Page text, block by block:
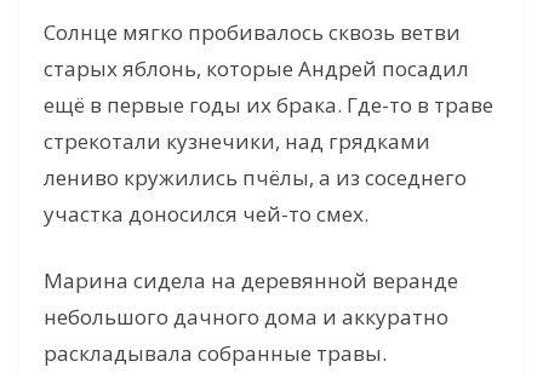
y
V
i
e
Солнце мягко пробивалось сквозь ветви
старых яблонь, которые Андрей посадил
ещё в первые годы их брака. Где-то в траве
стрекотали кузнечики, над грядками
лениво кружились пчёлы, а из соседнего
участка доносился чей-то смех.
Марина сидела на деревянной веранде
небольшого дачного дома и аккуратно
раскладывала собранные травы.